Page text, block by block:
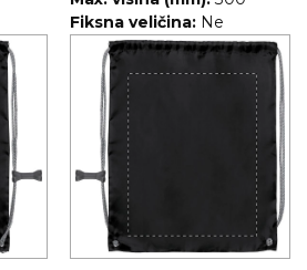
Fiksna veličina: Ne